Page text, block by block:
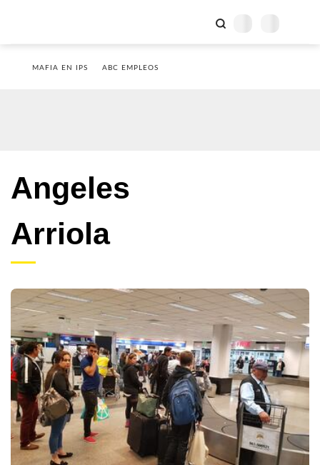
MAFIA EN IPS ABC EMPLEOS
Angeles
Arriola